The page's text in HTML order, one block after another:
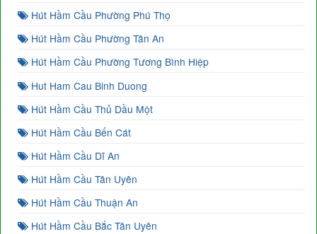
Hút Hầm Cầu Phường Phú Thọ
Hút Hầm Cầu Phường Tân An
Hút Hầm Cầu Phường Tương Bình Hiệp
Hut Ham Cau Binh Duong
Hút Hầm Cầu Thủ Dầu Một
Hút Hầm Cầu Bến Cát
Hút Hầm Cầu Dĩ An
Hút Hầm Cầu Tân Uyên
Hút Hầm Cầu Thuận An
Hút Hầm Cầu Bắc Tân Uyên